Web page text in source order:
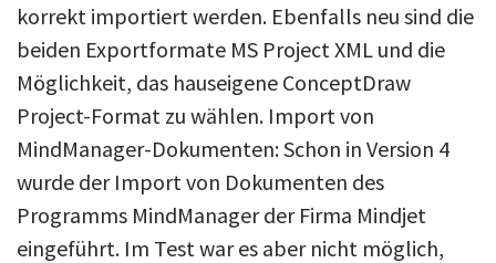
korrekt importiert werden. Ebenfalls neu sind die
beiden Exportformate MS Project XML und die
Möglichkeit, das hauseigene ConceptDraw
Project-Format zu wählen. Import von
MindManager-Dokumenten: Schon in Version 4
wurde der Import von Dokumenten des
Programms MindManager der Firma Mindjet
eingeführt. Im Test war es aber nicht möglich,